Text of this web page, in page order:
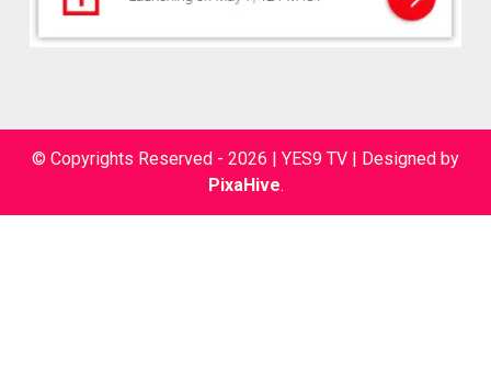
© Copyrights Reserved - 2026 | YES9 TV
Designed by
PixaHive.